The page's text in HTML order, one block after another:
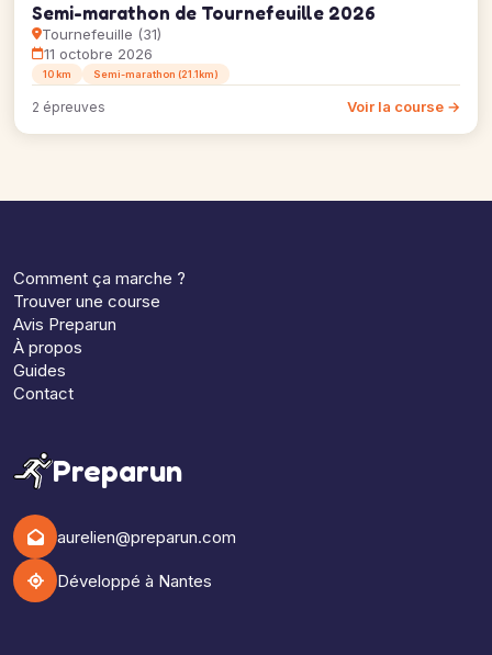
Semi-marathon de Tournefeuille 2026
Tournefeuille (31)
11 octobre 2026
10 km Semi-marathon (21.1km)
2 épreuves Voir la course →
Comment ça marche ?
Trouver une course
Avis Preparun
À propos
Guides
Contact
Preparun
aurelien@preparun.com
Développé à Nantes